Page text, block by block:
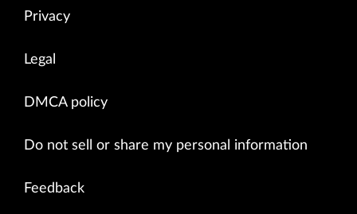
Privacy
Legal
DMCA policy
Do not sell or share my personal information
Feedback